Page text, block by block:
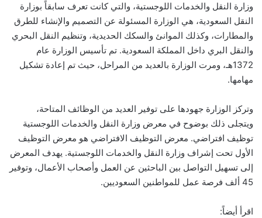
وزارة النقل والخدمات اللوجستية، والتي كانت تعرف سابقاً بوزارة
النقل السعودية، هي الوزارة المسئولة عن التصميم والإنشاء للطرق
والمطارات، وكذلك الموانئ والسكك الحديدية، وتنظيم النقل البحري
والنقل البري داخل المملكة السعودية. تم تأسيس الوزارة عام
1372هـ، ومرت الوزارة بالعديد من المراحل، حيث تم إعادة تشكيل
مهامها.
وتركز الوزارة جهودها على توفير العديد من الوظائف المتاحة،
ويتجلى ذلك بوضوح في معرض وزارة النقل والخدمات اللوجستية
توظيف افتراضي. معرض التوظيف الافتراضي هو معرض التوظيف
الأول تحت إشراف وزارة النقل والخدمات اللوجستية. يهدف المعرض
إلى تسهيل التواصل بين الباحثين عن العمل وأصحاب الأعمال، وتوفير
45 ألف فرصة عمل للمواطنين السعوديين.
اقرأ أيضاً: